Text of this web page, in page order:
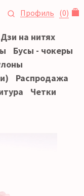
Профиль (0)
на нитях
Бусы - чокеры
Распродажа
Четки